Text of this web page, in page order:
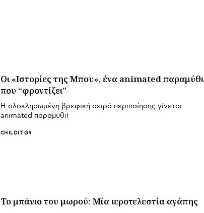
Oι «Ιστορίες της Μπου», ένα animated παραμύθι
που “φροντίζει”
Η ολοκληρωμένη βρεφική σειρά περιποίησης γίνεται
animated παραμύθι!
CHILDIT.GR
Το μπάνιο του μωρού: Mία ιεροτελεστία αγάπης